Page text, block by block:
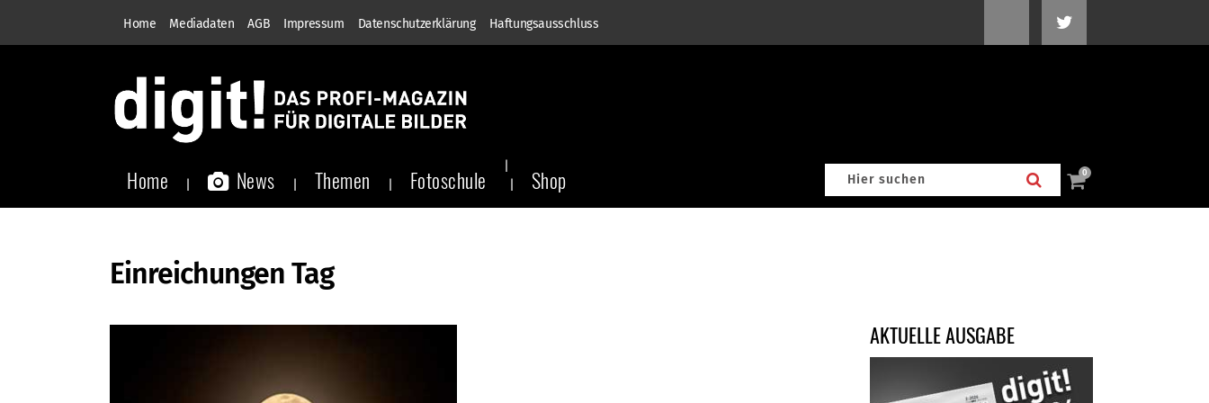
Home Mediadaten AGB Impressum Datenschutzerklärung Haftungsausschluss
Home News Themen Fotoschule Shop 0
Einreichungen Tag
AKTUELLE AUSGABE